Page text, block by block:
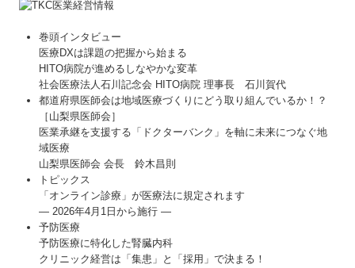
巻頭インタビュー
医療DXは課題の把握から始まる
HITO病院が進めるしなやかな変革
社会医療法人石川記念会 HITO病院 理事長 石川賀代
都道府県医師会は地域医療づくりにどう取り組んでいるか！？
［山梨県医師会］
医業承継を支援する「ドクターバンク」を軸に未来につなぐ地
域医療
山梨県医師会 会長 鈴木昌則
トピックス
「オンライン診療」が医療法に規定されます
― 2026年4月1日から施行 ―
予防医療
予防医療に特化した腎臓内科
クリニック経営は「集患」と「採用」で決まる！